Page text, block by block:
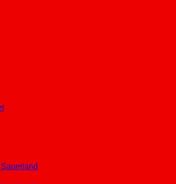
Sauerland